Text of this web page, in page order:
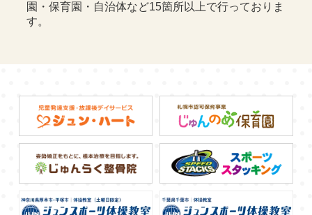
園・保育園・自治体など15箇所以上で行っておりま
す。